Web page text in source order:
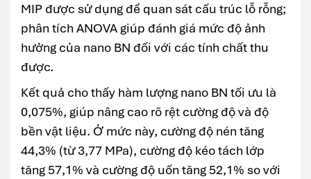
MIP được sử dụng để quan sát cấu trúc lỗ rỗng;
phân tích ANOVA giúp đánh giá mức độ ảnh
hưởng của nano BN đối với các tính chất thu
được.
Kết quả cho thấy hàm lượng nano BN tối ưu là
0,075%, giúp nâng cao rõ rệt cường độ và độ
bền vật liệu. Ở mức này, cường độ nén tăng
44,3% (từ 3,77 MPa), cường độ kéo tách lớp
tăng 57,1% và cường độ uốn tăng 52,1% so với